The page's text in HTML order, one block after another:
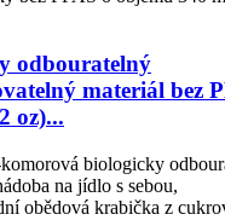
odbouratelný
materiál bez
oz)...